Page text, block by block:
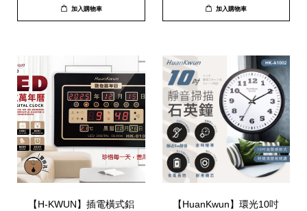
加入購物車 加入購物車
【H-KWUN】插電橫式鋁
【HuanKwun】環光10吋